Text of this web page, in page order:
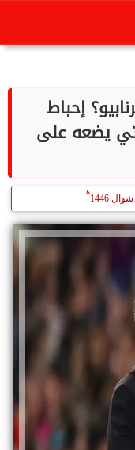
إحباط
يضعه على
هـ